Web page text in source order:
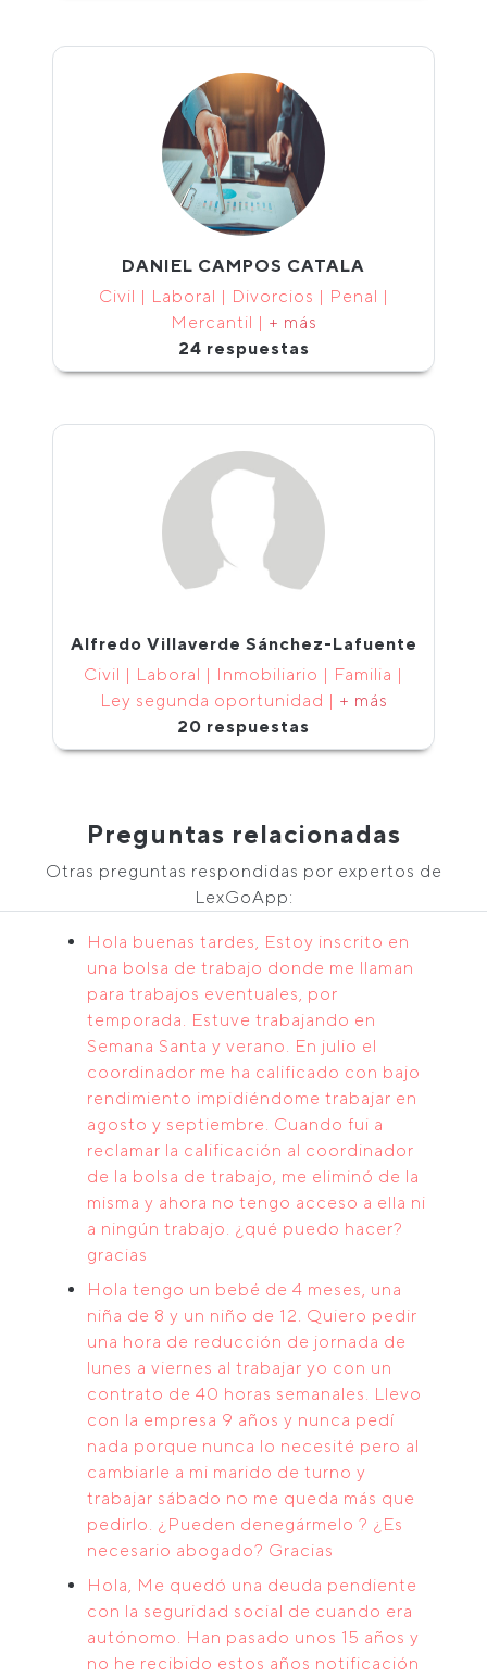
DANIEL CAMPOS CATALA
Civil | Laboral | Divorcios | Penal |
Mercantil | + más
24 respuestas
Alfredo Villaverde Sánchez-Lafuente
Civil | Laboral | Inmobiliario | Familia |
Ley segunda oportunidad | + más
20 respuestas
Preguntas relacionadas
Otras preguntas respondidas por expertos de
LexGoApp:
Hola buenas tardes, Estoy inscrito en
una bolsa de trabajo donde me llaman
para trabajos eventuales, por
temporada. Estuve trabajando en
Semana Santa y verano. En julio el
coordinador me ha calificado con bajo
rendimiento impidiéndome trabajar en
agosto y septiembre. Cuando fui a
reclamar la calificación al coordinador
de la bolsa de trabajo, me eliminó de la
misma y ahora no tengo acceso a ella ni
a ningún trabajo. ¿qué puedo hacer?
gracias
Hola tengo un bebé de 4 meses, una
niña de 8 y un niño de 12. Quiero pedir
una hora de reducción de jornada de
lunes a viernes al trabajar yo con un
contrato de 40 horas semanales. Llevo
con la empresa 9 años y nunca pedí
nada porque nunca lo necesité pero al
cambiarle a mi marido de turno y
trabajar sábado no me queda más que
pedirlo. ¿Pueden denegármelo ? ¿Es
necesario abogado? Gracias
Hola, Me quedó una deuda pendiente
con la seguridad social de cuando era
autónomo. Han pasado unos 15 años y
no he recibido estos años notificación